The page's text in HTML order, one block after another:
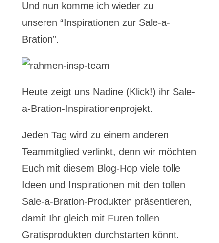
Und nun komme ich wieder zu
unseren “Inspirationen zur Sale-a-
Bration”.
Heute zeigt uns Nadine (Klick!) ihr Sale-
a-Bration-Inspirationenprojekt.
Jeden Tag wird zu einem anderen
Teammitglied verlinkt, denn wir möchten
Euch mit diesem Blog-Hop viele tolle
Ideen und Inspirationen mit den tollen
Sale-a-Bration-Produkten präsentieren,
damit Ihr gleich mit Euren tollen
Gratisprodukten durchstarten könnt.